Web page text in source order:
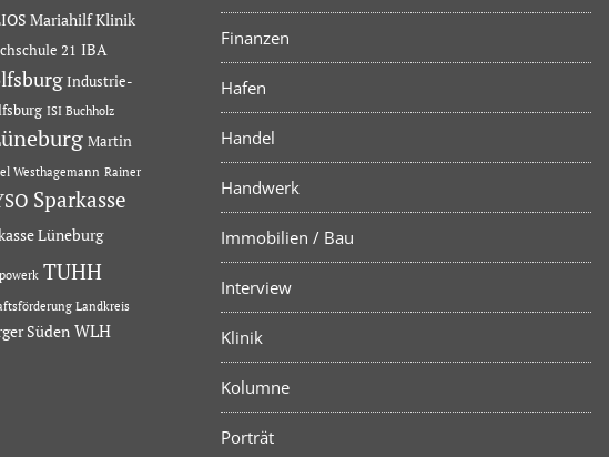
Mariahilf Klinik
21 IBA
Industrie-
ISI Buchholz
Martin
Westhagemann Rainer
Sparkasse
Lüneburg
TUHH
Landkreis
Süden WLH
Finanzen
Hafen
Handel
Handwerk
Immobilien / Bau
Interview
Klinik
Kolumne
Porträt